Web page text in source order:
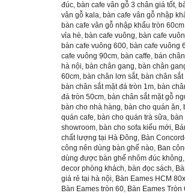
đúc, bàn cafe vân gỗ 3 chân giá tốt,
vân gỗ kala, bàn cafe vân gỗ nhập
bàn cafe vân gỗ nhập khẩu tròn 60cm
vỉa hè, bàn cafe vuông, bàn cafe
bàn cafe vuông 600, bàn cafe vuông
cafe vuông 90cm, bàn caffe, bán
hà nội, bàn chân gang, bàn chân
60cm, bàn chân lơn sắt, bàn chân
bàn chân sắt mặt đá tròn 1m, bàn
đá tròn 50cm, bàn chân sắt mặt gỗ
bàn cho nhà hàng, bàn cho quán ăn,
quán cafe, bàn cho quán trà sữa, bàn
showroom, bàn cho sofa kiểu mới,
chất lượng tại Hà Đông, Bàn
công nên dùng bàn ghế nào, Ban
dùng được bàn ghế nhôm đúc không,
decor phòng khách, bàn đọc sách,
giá rẻ tại hà nội, Bàn Eames HCM
Bàn Eames tròn 60, Bàn Eames Tròn